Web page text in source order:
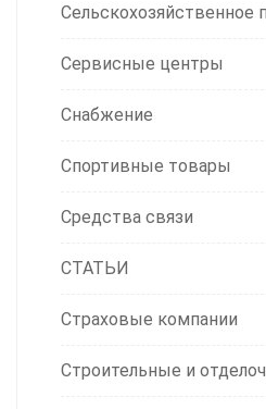
Сельскохозяйственное
Сервисные центры
Снабжение
Спортивные товары
Средства связи
СТАТЬИ
Страховые компании
Строительные и